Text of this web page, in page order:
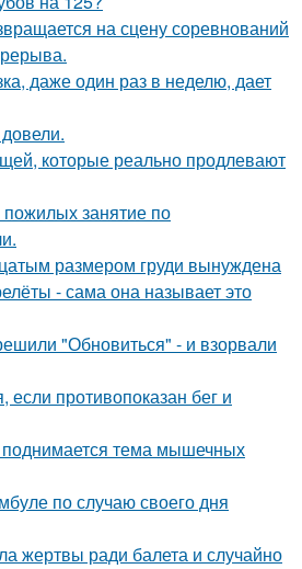
на сцену соревнований
даже один раз в неделю, дает
которые реально продлевают
занятие по
размером груди вынуждена
- сама она называет это
"Обновиться" - и взорвали
если противопоказан бег и
тема мышечных
по случаю своего дня
жертвы ради балета и случайно